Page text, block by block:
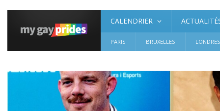
CALENDRIER
PARIS BRUXELLES LONDRES